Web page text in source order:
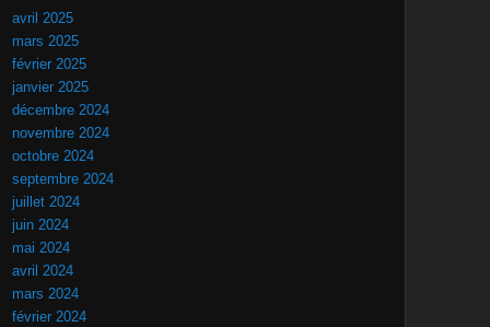
avril 2025
mars 2025
février 2025
janvier 2025
décembre 2024
novembre 2024
octobre 2024
septembre 2024
juillet 2024
juin 2024
mai 2024
avril 2024
mars 2024
février 2024